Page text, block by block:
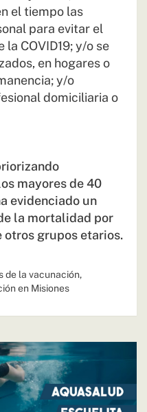
el tiempo las
para evitar el
COVID19; y/o se
en hogares o
y/o
domiciliaria o
mayores de 40
evidenciado un
la mortalidad por
otros grupos etarios.
de la vacunación,
en Misiones